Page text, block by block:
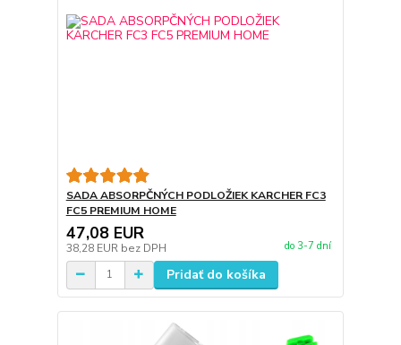
SADA ABSORPČNÝCH PODLOŽIEK KARCHER FC3
FC5 PREMIUM HOME
47,08 EUR
38,28 EUR bez DPH do 3-7 dní
Pridať do košíka